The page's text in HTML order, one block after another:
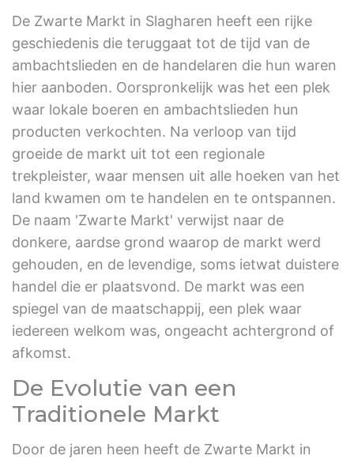
De Zwarte Markt in Slagharen heeft een rijke
geschiedenis die teruggaat tot de tijd van de
ambachtslieden en de handelaren die hun waren
hier aanboden. Oorspronkelijk was het een plek
waar lokale boeren en ambachtslieden hun
producten verkochten. Na verloop van tijd
groeide de markt uit tot een regionale
trekpleister, waar mensen uit alle hoeken van het
land kwamen om te handelen en te ontspannen.
De naam 'Zwarte Markt' verwijst naar de
donkere, aardse grond waarop de markt werd
gehouden, en de levendige, soms ietwat duistere
handel die er plaatsvond. De markt was een
spiegel van de maatschappij, een plek waar
iedereen welkom was, ongeacht achtergrond of
afkomst.
De Evolutie van een
Traditionele Markt
Door de jaren heen heeft de Zwarte Markt in